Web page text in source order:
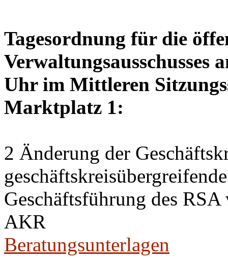
Tagesordnung für die
Verwaltungsausschusses
Uhr im Mittleren
Marktplatz 1:
2 Änderung der
Geschäftsführung des
AKR
Beratungsunterlagen